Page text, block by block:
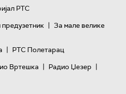
РТС
| За мале велике
| РТС Полетарац
Вртешка | Радио Џезер |